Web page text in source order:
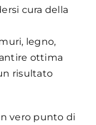
cura della
legno,
ottima
risultato
vero punto di